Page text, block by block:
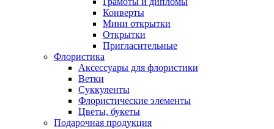
Конверты
Мини открытки
Открытки
Пригласительные
Флористика
Аксессуары для флористики
Ветки
Суккуленты
Флористические элементы
Цветы, букеты
Подарочная продукция